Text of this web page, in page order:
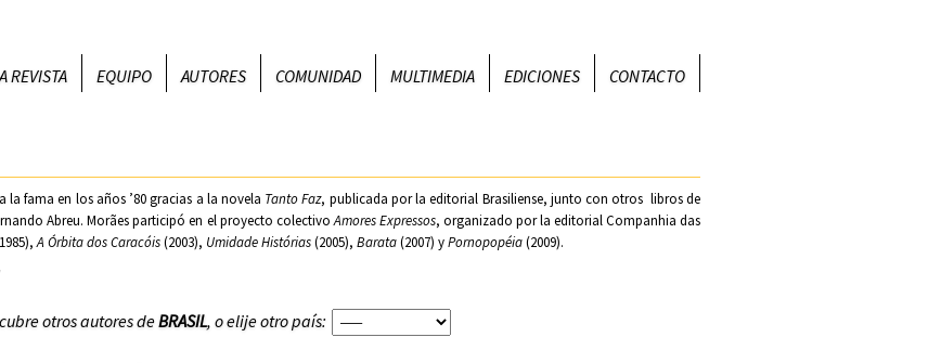
REVISTA EQUIPO AUTORES COMUNIDAD MULTIMEDIA EDICIONES CONTACTO
la fama en los años ’80 gracias a la novela Tanto Faz, publicada por la editorial Brasiliense, junto con otros libros de
Abreu. Morães participó en el proyecto colectivoAmores Expressos, organizado por la editorialCompanhia das
A Órbita dos Caracóis(2003), Umidade Histórias(2005), Barata(2007) yPornopopéia(2009).
otros autores deBRASIL, o elije otro país: